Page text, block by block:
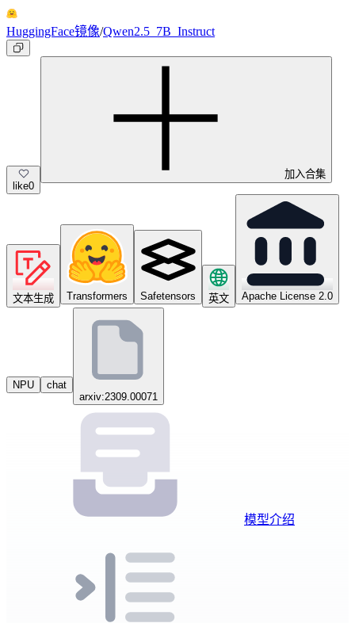
HuggingFace镜像/Qwen2.5_7B_Instruct
like0
加入合集
文本生成 Transformers Safetensors 英文 Apache License 2.0
NPU
chat
arxiv:2309.00071
模型介绍